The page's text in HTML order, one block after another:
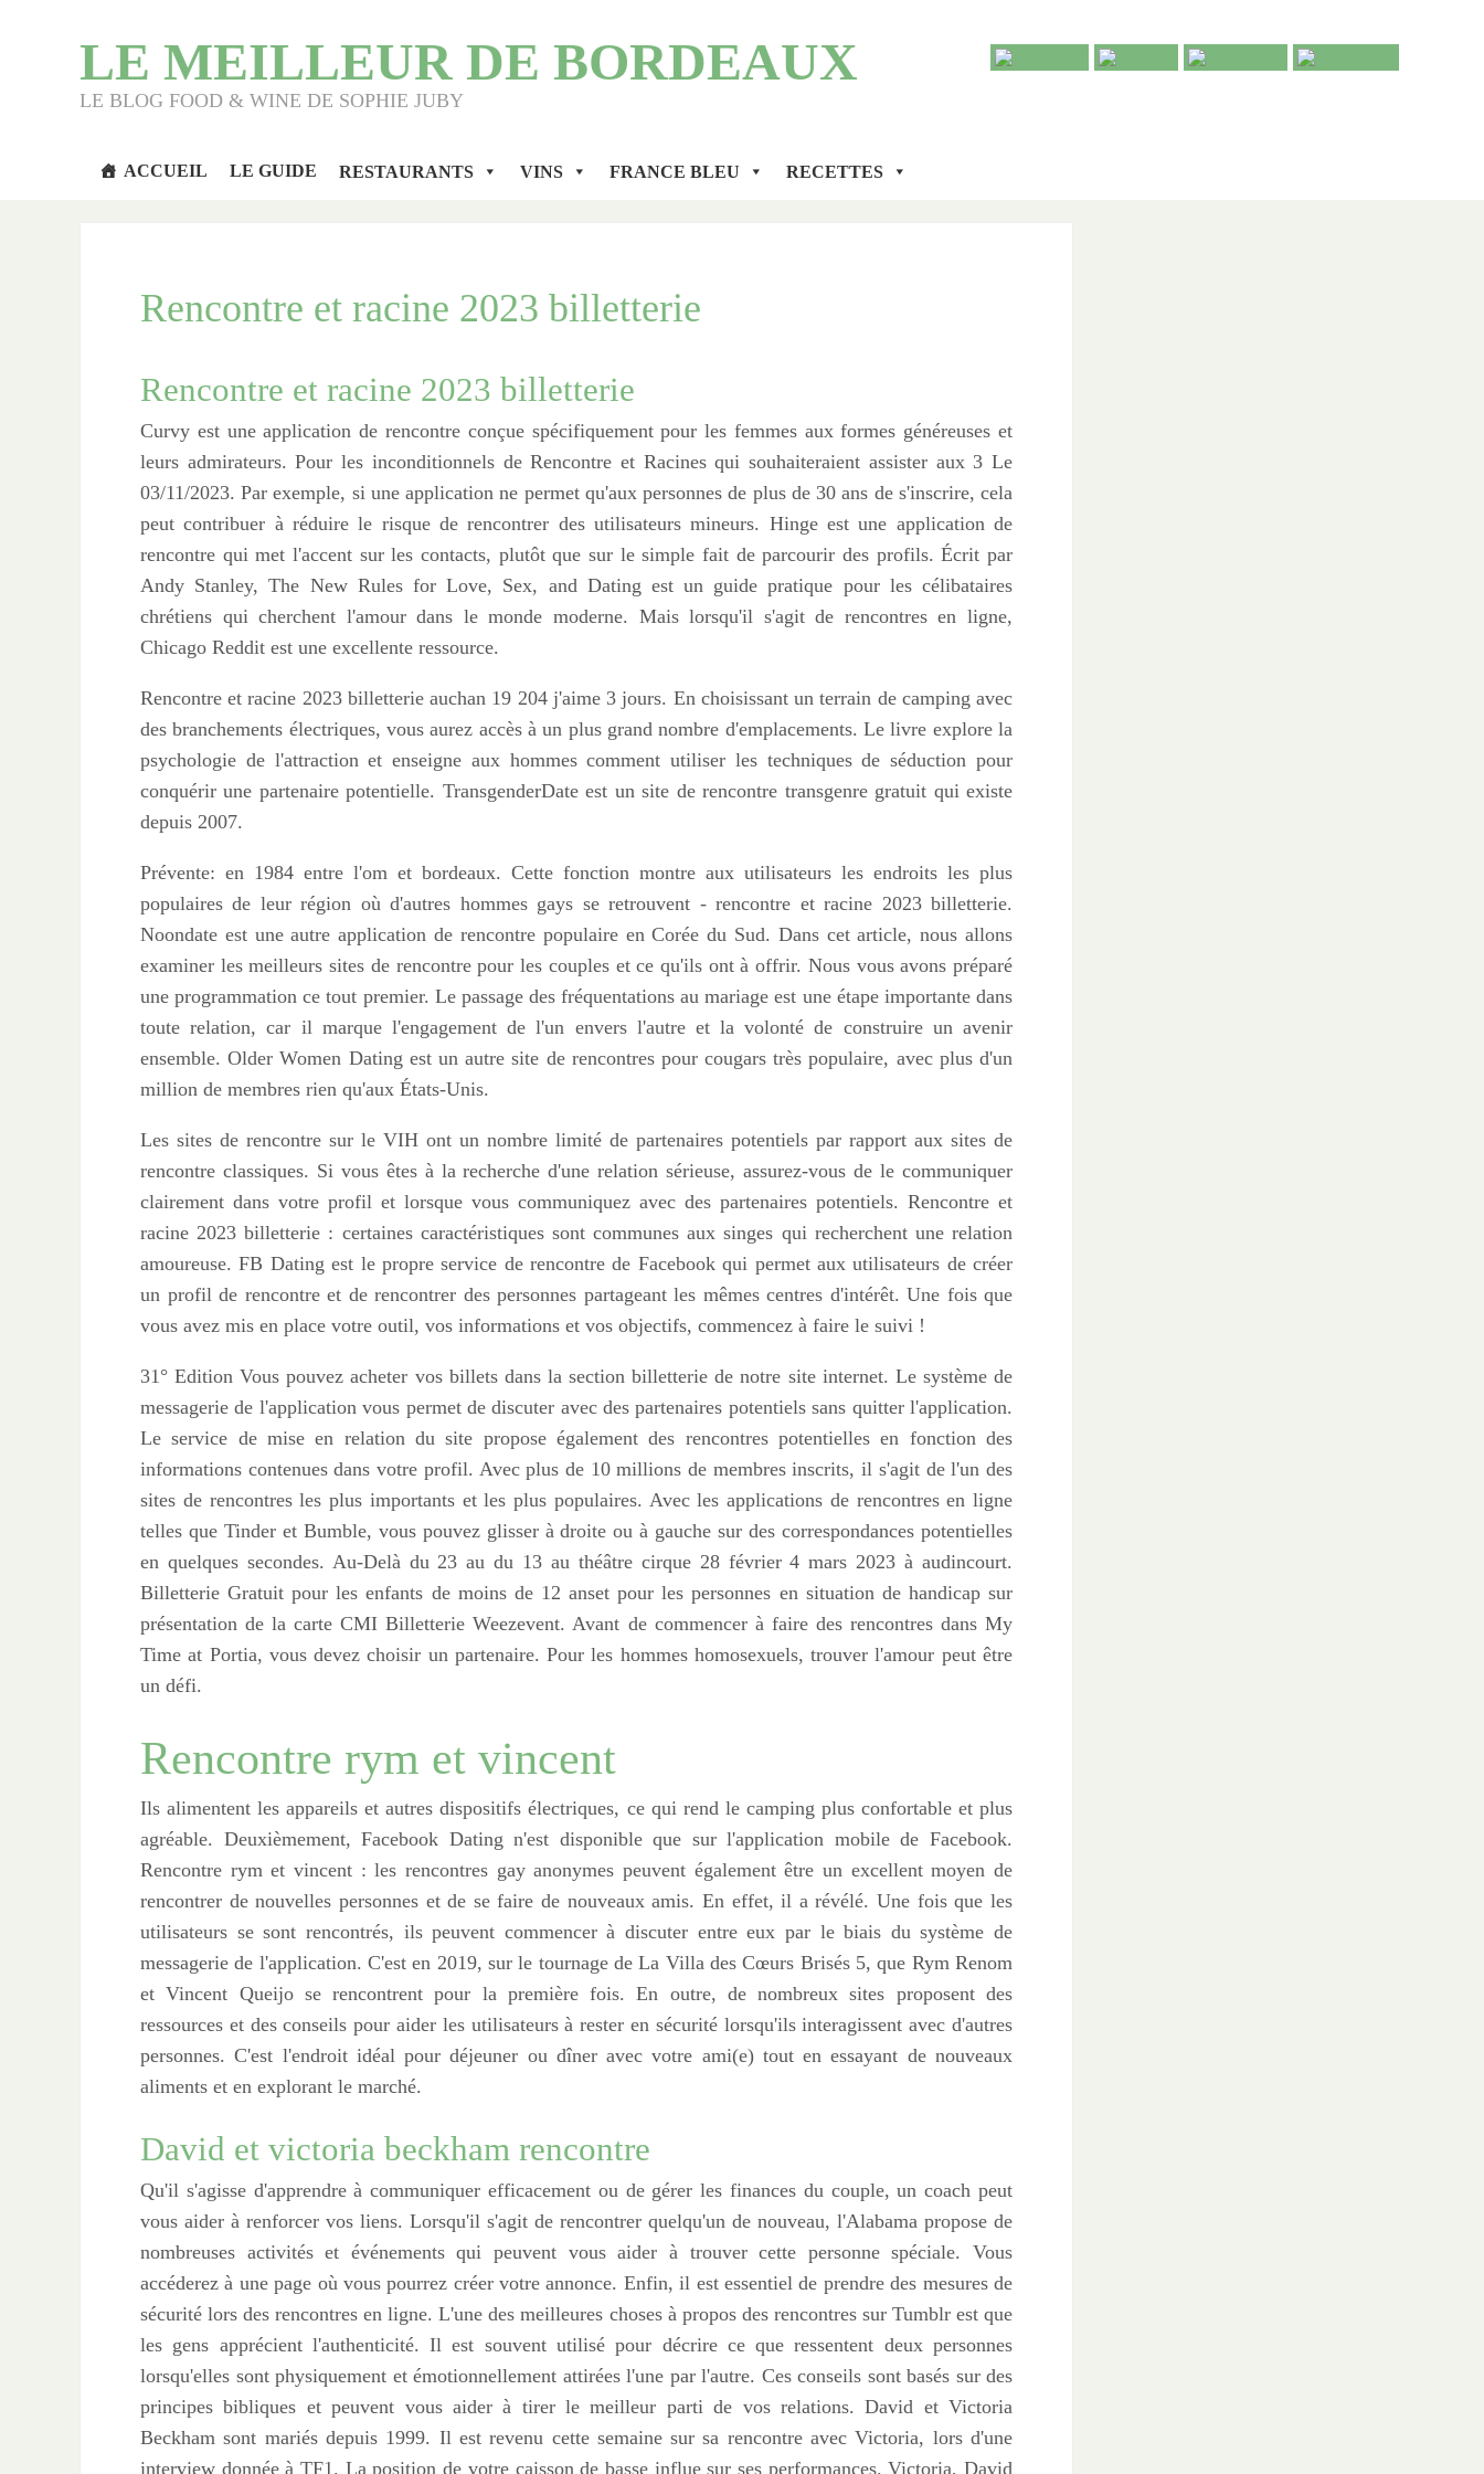
LE MEILLEUR DE BORDEAUX
LE BLOG FOOD & WINE DE SOPHIE JUBY
ACCUEIL LE GUIDE RESTAURANTS VINS FRANCE BLEU RECETTES
Rencontre et racine 2023 billetterie
Rencontre et racine 2023 billetterie
Curvy est une application de rencontre conçue spécifiquement pour les femmes aux formes généreuses et
leurs admirateurs. Pour les inconditionnels de Rencontre et Racines qui souhaiteraient assister aux 3 Le
03/11/2023. Par exemple, si une application ne permet qu'aux personnes de plus de 30 ans de s'inscrire, cela
peut contribuer à réduire le risque de rencontrer des utilisateurs mineurs. Hinge est une application de
rencontre qui met l'accent sur les contacts, plutôt que sur le simple fait de parcourir des profils. Écrit par
Andy Stanley, The New Rules for Love, Sex, and Dating est un guide pratique pour les célibataires
chrétiens qui cherchent l'amour dans le monde moderne. Mais lorsqu'il s'agit de rencontres en ligne,
Chicago Reddit est une excellente ressource.
Rencontre et racine 2023 billetterie auchan 19 204 j'aime 3 jours. En choisissant un terrain de camping avec
des branchements électriques, vous aurez accès à un plus grand nombre d'emplacements. Le livre explore la
psychologie de l'attraction et enseigne aux hommes comment utiliser les techniques de séduction pour
conquérir une partenaire potentielle. TransgenderDate est un site de rencontre transgenre gratuit qui existe
depuis 2007.
Prévente: en 1984 entre l'om et bordeaux. Cette fonction montre aux utilisateurs les endroits les plus
populaires de leur région où d'autres hommes gays se retrouvent - rencontre et racine 2023 billetterie.
Noondate est une autre application de rencontre populaire en Corée du Sud. Dans cet article, nous allons
examiner les meilleurs sites de rencontre pour les couples et ce qu'ils ont à offrir. Nous vous avons préparé
une programmation ce tout premier. Le passage des fréquentations au mariage est une étape importante dans
toute relation, car il marque l'engagement de l'un envers l'autre et la volonté de construire un avenir
ensemble. Older Women Dating est un autre site de rencontres pour cougars très populaire, avec plus d'un
million de membres rien qu'aux États-Unis.
Les sites de rencontre sur le VIH ont un nombre limité de partenaires potentiels par rapport aux sites de
rencontre classiques. Si vous êtes à la recherche d'une relation sérieuse, assurez-vous de le communiquer
clairement dans votre profil et lorsque vous communiquez avec des partenaires potentiels. Rencontre et
racine 2023 billetterie : certaines caractéristiques sont communes aux singes qui recherchent une relation
amoureuse. FB Dating est le propre service de rencontre de Facebook qui permet aux utilisateurs de créer
un profil de rencontre et de rencontrer des personnes partageant les mêmes centres d'intérêt. Une fois que
vous avez mis en place votre outil, vos informations et vos objectifs, commencez à faire le suivi !
31° Edition Vous pouvez acheter vos billets dans la section billetterie de notre site internet. Le système de
messagerie de l'application vous permet de discuter avec des partenaires potentiels sans quitter l'application.
Le service de mise en relation du site propose également des rencontres potentielles en fonction des
informations contenues dans votre profil. Avec plus de 10 millions de membres inscrits, il s'agit de l'un des
sites de rencontres les plus importants et les plus populaires. Avec les applications de rencontres en ligne
telles que Tinder et Bumble, vous pouvez glisser à droite ou à gauche sur des correspondances potentielles
en quelques secondes. Au-Delà du 23 au du 13 au théâtre cirque 28 février 4 mars 2023 à audincourt.
Billetterie Gratuit pour les enfants de moins de 12 anset pour les personnes en situation de handicap sur
présentation de la carte CMI Billetterie Weezevent. Avant de commencer à faire des rencontres dans My
Time at Portia, vous devez choisir un partenaire. Pour les hommes homosexuels, trouver l'amour peut être
un défi.
Rencontre rym et vincent
Ils alimentent les appareils et autres dispositifs électriques, ce qui rend le camping plus confortable et plus
agréable. Deuxièmement, Facebook Dating n'est disponible que sur l'application mobile de Facebook.
Rencontre rym et vincent : les rencontres gay anonymes peuvent également être un excellent moyen de
rencontrer de nouvelles personnes et de se faire de nouveaux amis. En effet, il a révélé. Une fois que les
utilisateurs se sont rencontrés, ils peuvent commencer à discuter entre eux par le biais du système de
messagerie de l'application. C'est en 2019, sur le tournage de La Villa des Cœurs Brisés 5, que Rym Renom
et Vincent Queijo se rencontrent pour la première fois. En outre, de nombreux sites proposent des
ressources et des conseils pour aider les utilisateurs à rester en sécurité lorsqu'ils interagissent avec d'autres
personnes. C'est l'endroit idéal pour déjeuner ou dîner avec votre ami(e) tout en essayant de nouveaux
aliments et en explorant le marché.
David et victoria beckham rencontre
Qu'il s'agisse d'apprendre à communiquer efficacement ou de gérer les finances du couple, un coach peut
vous aider à renforcer vos liens. Lorsqu'il s'agit de rencontrer quelqu'un de nouveau, l'Alabama propose de
nombreuses activités et événements qui peuvent vous aider à trouver cette personne spéciale. Vous
accéderez à une page où vous pourrez créer votre annonce. Enfin, il est essentiel de prendre des mesures de
sécurité lors des rencontres en ligne. L'une des meilleures choses à propos des rencontres sur Tumblr est que
les gens apprécient l'authenticité. Il est souvent utilisé pour décrire ce que ressentent deux personnes
lorsqu'elles sont physiquement et émotionnellement attirées l'une par l'autre. Ces conseils sont basés sur des
principes bibliques et peuvent vous aider à tirer le meilleur parti de vos relations. David et Victoria
Beckham sont mariés depuis 1999. Il est revenu cette semaine sur sa rencontre avec Victoria, lors d'une
interview donnée à TF1. La position de votre caisson de basse influe sur ses performances. Victoria, David